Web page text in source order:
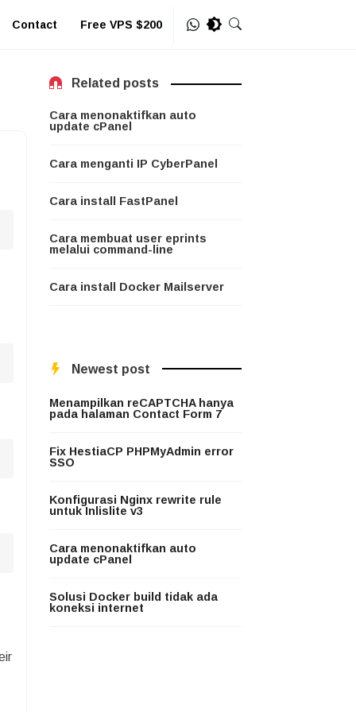
Contact Free VPS $200
Related posts
Cara menonaktifkan auto
update cPanel
Cara menganti IP CyberPanel
Cara install FastPanel
Cara membuat user eprints
melalui command-line
Cara install Docker Mailserver
Newest post
Menampilkan reCAPTCHA hanya
pada halaman Contact Form 7
Fix HestiaCP PHPMyAdmin error
SSO
Konfigurasi Nginx rewrite rule
untuk Inlislite v3
Cara menonaktifkan auto
update cPanel
Solusi Docker build tidak ada
koneksi internet